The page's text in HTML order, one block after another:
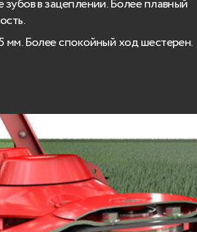
в зацеплении. Более плавный
мм. Более спокойный ход шестерен.